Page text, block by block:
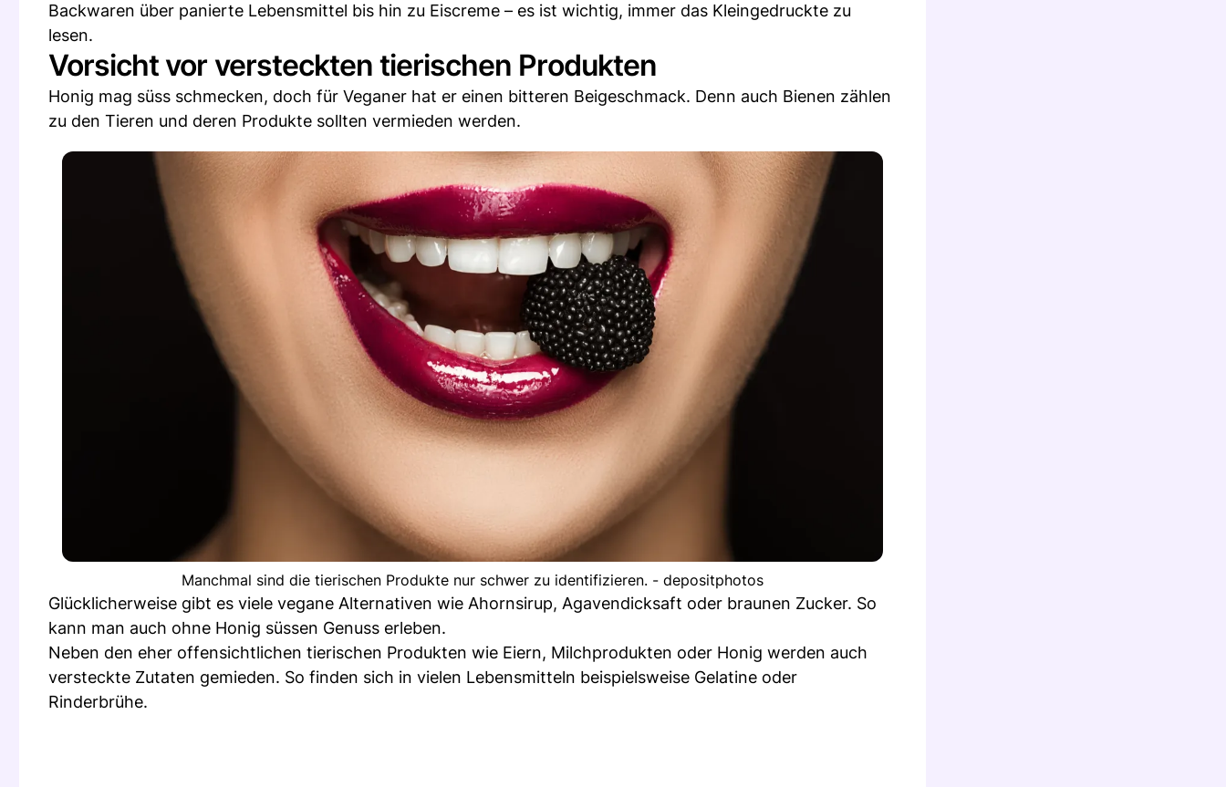
Backwaren über panierte Lebensmittel bis hin zu Eiscreme – es ist wichtig, immer das Kleingedruckte zu
lesen.
Vorsicht vor versteckten tierischen Produkten
Honig mag süss schmecken, doch für Veganer hat er einen bitteren Beigeschmack. Denn auch Bienen zählen
zu den Tieren und deren Produkte sollten vermieden werden.
Manchmal sind die tierischen Produkte nur schwer zu identifizieren. - depositphotos
Glücklicherweise gibt es viele vegane Alternativen wie Ahornsirup, Agavendicksaft oder braunen Zucker. So
kann man auch ohne Honig süssen Genuss erleben.
Neben den eher offensichtlichen tierischen Produkten wie Eiern, Milchprodukten oder Honig werden auch
versteckte Zutaten gemieden. So finden sich in vielen Lebensmitteln beispielsweise Gelatine oder
Rinderbrühe.